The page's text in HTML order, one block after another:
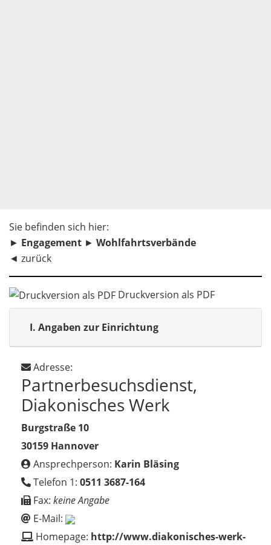
Sie befinden sich hier:
► Engagement ► Wohlfahrtsverbände
◄ zurück
Druckversion als PDF
I. Angaben zur Einrichtung
Adresse:
Partnerbesuchsdienst,
Diakonisches Werk
Burgstraße 10
30159 Hannover
Ansprechperson: Karin Bläsing
Telefon 1: 0511 3687-164
Fax: keine Angabe
E-Mail:
Homepage: http://www.diakonisches-werk-